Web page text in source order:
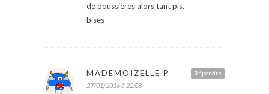
de poussières alors tant pis.
bises
Répondre
MADEMOIZELLE P
27/01/2016 à 22:08